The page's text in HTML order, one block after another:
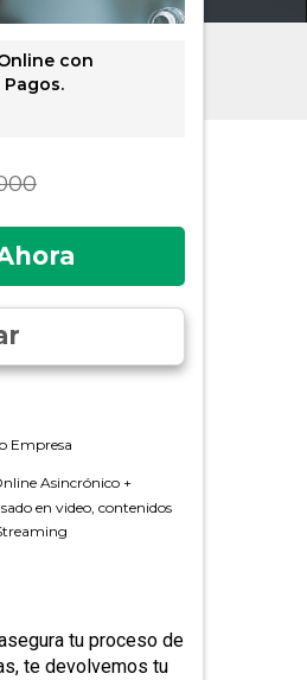
con
Empresa
Asincrónico +
en video, contenidos
tu proceso de
te devolvemos tu